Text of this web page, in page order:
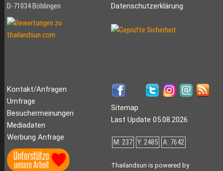
D-71034 Böblingen
Datenschutzerklärung
Kontakt/Anfragen
Umfrage
Besuchermeinungen
Mediadaten
Werbung Anfrage
Sitemap
Last Update 05.08.2026
M: 237 Y: 2485 A: 7642
Thailandsun is powered by